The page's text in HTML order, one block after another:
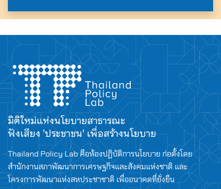
มิติใหม่แห่งนโยบายสาธารณะ
ฟังเสียง 'ประชาชน' เพื่อสร้างนโยบาย
Thailand Policy Lab คือห้องปฏิบัติการนโยบาย ก่อตั้งโดย
สำนักงานสภาพัฒนาการเศรษฐกิจและสังคมแห่งชาติ และ
โครงการพัฒนาแห่งสหประชาชาติ เพื่ออนาคตที่ยั่งยืน